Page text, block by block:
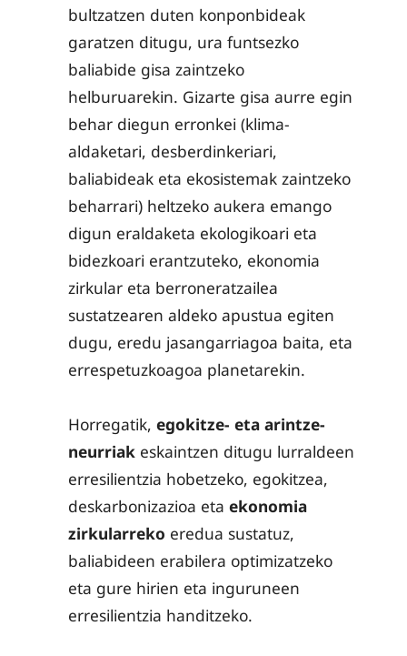
bultzatzen duten konponbideak
garatzen ditugu, ura funtsezko
baliabide gisa zaintzeko
helburuarekin. Gizarte gisa aurre egin
behar diegun erronkei (klima-
aldaketari, desberdinkeriari,
baliabideak eta ekosistemak zaintzeko
beharrari) heltzeko aukera emango
digun eraldaketa ekologikoari eta
bidezkoari erantzuteko, ekonomia
zirkular eta berroneratzailea
sustatzearen aldeko apustua egiten
dugu, eredu jasangarriagoa baita, eta
errespetuzkoagoa planetarekin.
Horregatik,egokitze- eta arintze-
neurriak eskaintzen ditugu lurraldeen
erresilientzia hobetzeko, egokitzea,
deskarbonizazioa etaekonomia
zirkularreko eredua sustatuz,
baliabideen erabilera optimizatzeko
eta gure hirien eta inguruneen
erresilientzia handitzeko.